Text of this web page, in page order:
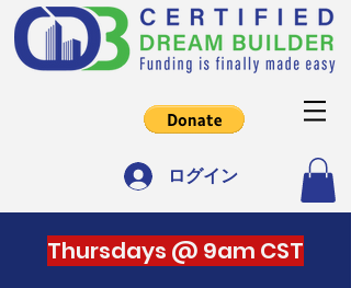
ログイン
Thursdays @ 9am CST